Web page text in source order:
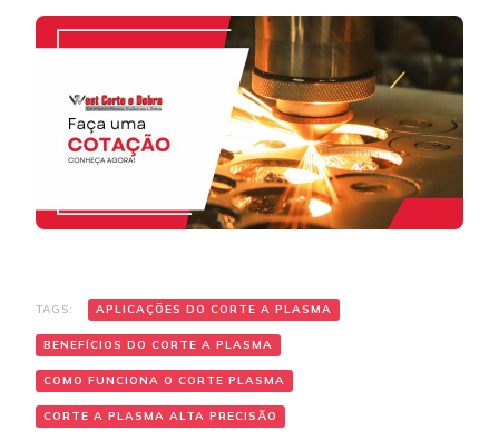
TAGS: APLICAÇÕES DO CORTE A PLASMA
BENEFÍCIOS DO CORTE A PLASMA
COMO FUNCIONA O CORTE PLASMA
CORTE A PLASMA ALTA PRECISÃO